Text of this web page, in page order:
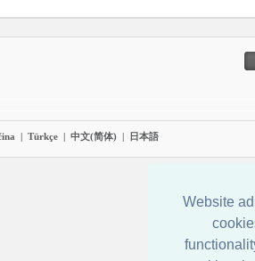
Website
| Türkçe | 中文(简体) | 日本語